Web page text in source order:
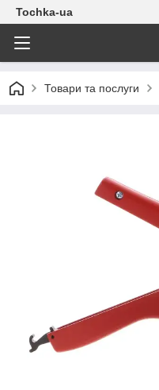
Tochka-ua
Товари та послуги